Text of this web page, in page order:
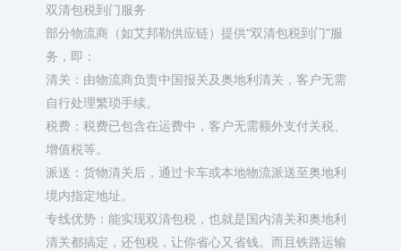
双清包税到门服务
部分物流商（如艾邦勒供应链）提供“双清包税到门”服
务，即：
清关：由物流商负责中国报关及奥地利清关，客户无需
自行处理繁琐手续。
税费：税费已包含在运费中，客户无需额外支付关税、
增值税等。
派送：货物清关后，通过卡车或本地物流派送至奥地利
境内指定地址。
‌专线优势‌：能实现双清包税，也就是国内清关和奥地利
清关都搞定，还包税，让你省心又省钱。而且铁路运输